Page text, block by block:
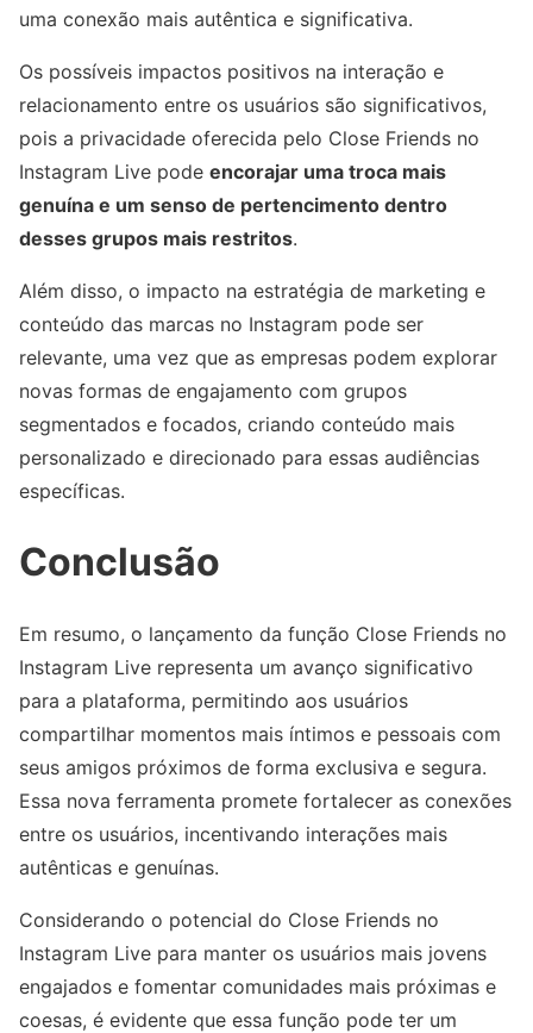
uma conexão mais autêntica e significativa.
Os possíveis impactos positivos na interação e
relacionamento entre os usuários são significativos,
pois a privacidade oferecida pelo Close Friends no
Instagram Live pode encorajar uma troca mais
genuína e um senso de pertencimento dentro
desses grupos mais restritos.
Além disso, o impacto na estratégia de marketing e
conteúdo das marcas no Instagram pode ser
relevante, uma vez que as empresas podem explorar
novas formas de engajamento com grupos
segmentados e focados, criando conteúdo mais
personalizado e direcionado para essas audiências
específicas.
Conclusão
Em resumo, o lançamento da função Close Friends no
Instagram Live representa um avanço significativo
para a plataforma, permitindo aos usuários
compartilhar momentos mais íntimos e pessoais com
seus amigos próximos de forma exclusiva e segura.
Essa nova ferramenta promete fortalecer as conexões
entre os usuários, incentivando interações mais
autênticas e genuínas.
Considerando o potencial do Close Friends no
Instagram Live para manter os usuários mais jovens
engajados e fomentar comunidades mais próximas e
coesas, é evidente que essa função pode ter um